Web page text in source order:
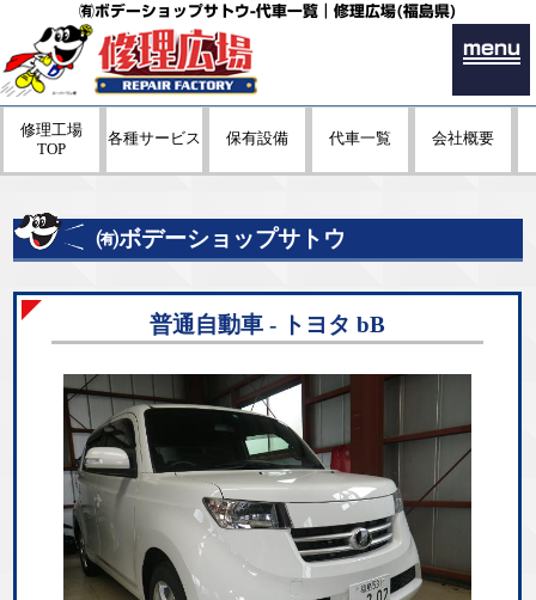
㈲ボデーショップサトウ-代車一覧｜修理広場(福島県)
menu
修理工場
TOP
各種サービス 保有設備 代車一覧 会社概要
㈲ボデーショップサトウ
普通自動車 - トヨタ bB